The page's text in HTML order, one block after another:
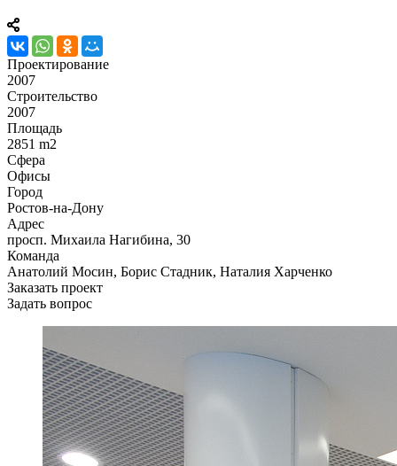
Проектирование
2007
Строительство
2007
Площадь
2851 m2
Сфера
Офисы
Город
Ростов-на-Дону
Адрес
просп. Михаила Нагибина, 30
Команда
Анатолий Мосин, Борис Стадник, Наталия Харченко
Заказать проект
Задать вопрос